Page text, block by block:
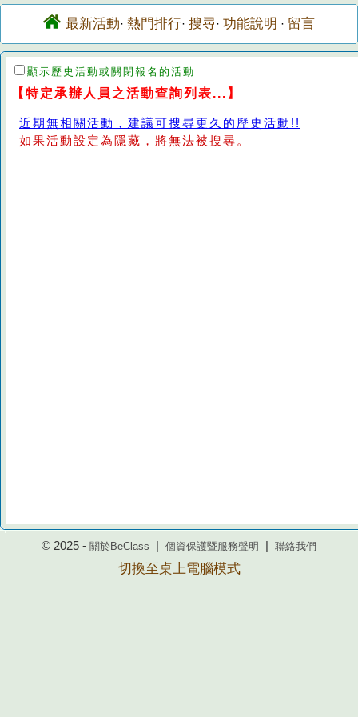
最新活動· 熱門排行· 搜尋· 功能說明 · 留言
顯示歷史活動或關閉報名的活動
【特定承辦人員之活動查詢列表...】
近期無相關活動，建議可搜尋更久的歷史活動!!
如果活動設定為隱藏，將無法被搜尋。
© 2025 - 關於BeClass 個資保護暨服務聲明 聯絡我們
切換至桌上電腦模式